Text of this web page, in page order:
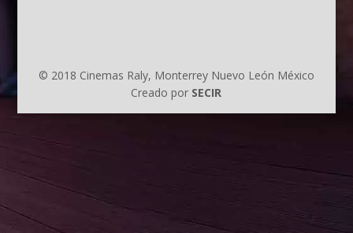
© 2018 Cinemas Raly, Monterrey Nuevo León México
Creado por SECIR